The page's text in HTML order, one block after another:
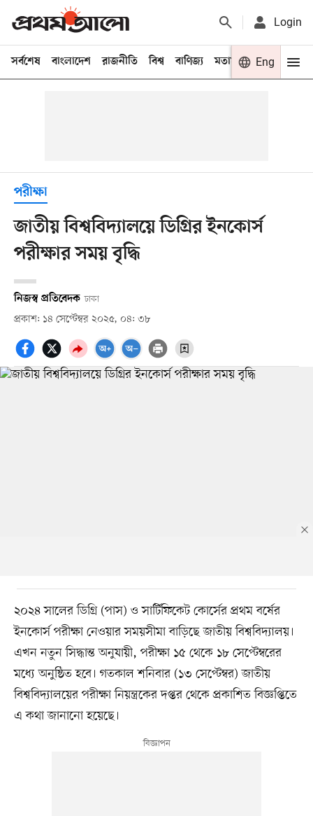
Login
সর্বশেষ বাংলাদেশ রাজনীতি বিশ্ব বাণিজ্য মতামত খেলা
Eng
পরীক্ষা
জাতীয় বিশ্ববিদ্যালয়ে ডিগ্রির ইনকোর্স
পরীক্ষার সময় বৃদ্ধি
নিজস্ব প্রতিবেদক ঢাকা
প্রকাশ: ১৪ সেপ্টেম্বর ২০২৫, ০৪: ৩৮
২০২৪ সালের ডিগ্রি (পাস) ও সার্টিফিকেট কোর্সের প্রথম বর্ষের
ইনকোর্স পরীক্ষা নেওয়ার সময়সীমা বাড়িছে জাতীয় বিশ্ববিদ্যালয়।
এখন নতুন সিদ্ধান্ত অনুযায়ী, পরীক্ষা ১৫ থেকে ১৮ সেপ্টেম্বরের
মধ্যে অনুষ্ঠিত হবে। গতকাল শনিবার (১৩ সেপ্টেম্বর) জাতীয়
বিশ্ববিদ্যালয়ের পরীক্ষা নিয়ন্ত্রকের দপ্তর থেকে প্রকাশিত বিজ্ঞপ্তিতে
এ কথা জানানো হয়েছে।